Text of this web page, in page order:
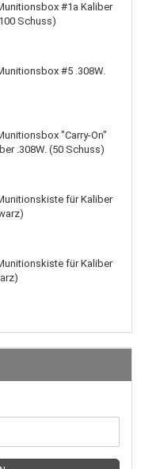
#1a Kaliber
Schuss)
#5 .308W.
"Carry-On"
.308W. (50 Schuss)
für Kaliber
für Kaliber